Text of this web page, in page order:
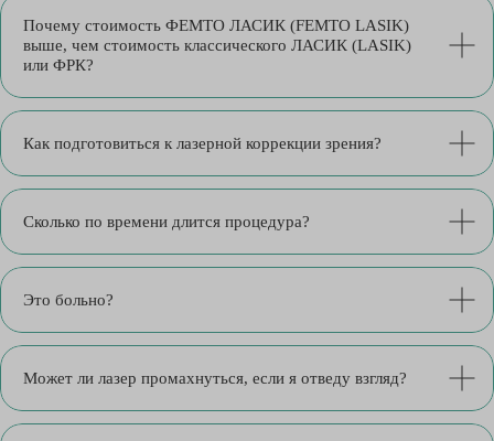
Почему стоимость ФЕМТО ЛАСИК (FEMTO LASIK)
выше, чем стоимость классического ЛАСИК (LASIK)
или ФРК?
Как подготовиться к лазерной коррекции зрения?
Сколько по времени длится процедура?
Это больно?
Может ли лазер промахнуться, если я отведу взгляд?